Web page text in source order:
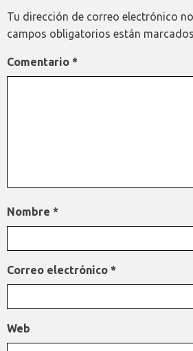
Tu dirección de correo electrónico
campos obligatorios están
Comentario *
Nombre *
Correo electrónico *
Web